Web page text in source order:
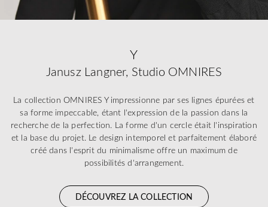
Y
Janusz Langner, Studio OMNIRES
La collection OMNIRES Y impressionne par ses lignes épurées et
sa forme impeccable, étant l'expression de la passion dans la
recherche de la perfection. La forme d'un cercle était l'inspiration
et la base du projet. Le design intemporel et parfaitement élaboré
créé dans l'esprit du minimalisme offre un maximum de
possibilités d'arrangement.
DÉCOUVREZ LA COLLECTION